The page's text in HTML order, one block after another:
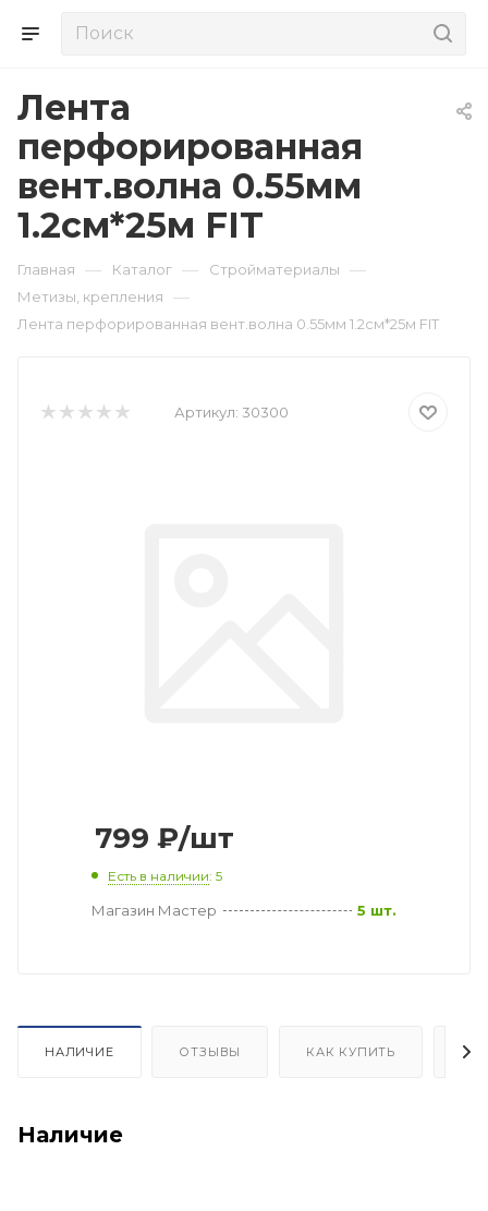
Лента
перфорированная
вент.волна 0.55мм
1.2см*25м FIT
Главная — Каталог — Стройматериалы —
Метизы, крепления —
Лента перфорированная вент.волна 0.55мм 1.2см*25м FIT
Артикул: 30300
799 ₽/шт
Есть в наличии: 5
Магазин Мастер 5 шт.
НАЛИЧИЕ ОТЗЫВЫ КАК КУПИТЬ
Наличие